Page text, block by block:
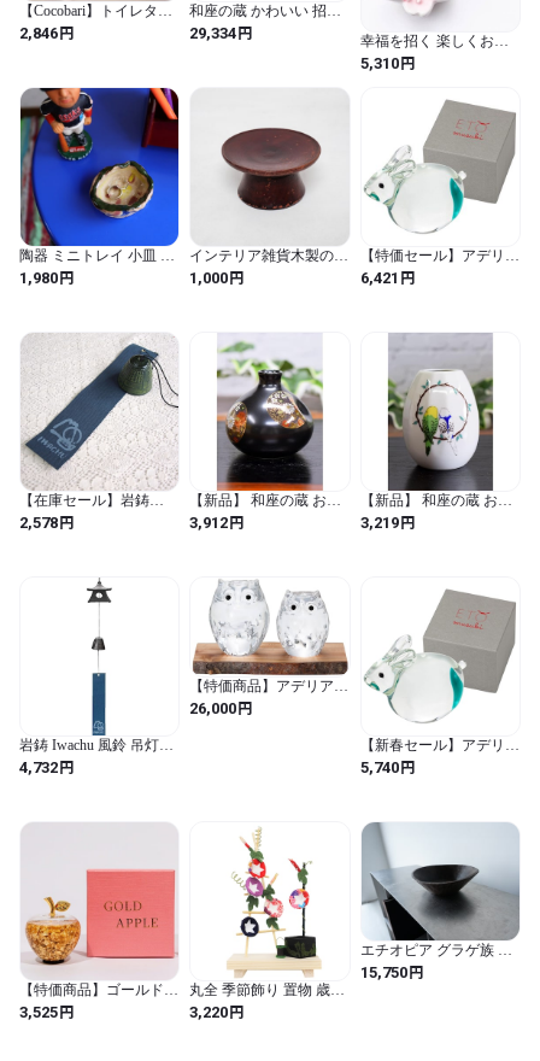
【Cocobari】トイレタン
ク 飾り石セット プルメ
リア造花付き インテリ
2,846円
和座の蔵 かわいい 招き
猫 置物 九谷焼 右手招き
猫 黒盛花と蝶 風水 開運
店祝い 新築祝い 還暦祝
寿祝い ギフト
29,334円
幸福を招く 楽しくお目
出度い「縁起の置物」
箸置き(桜) 5ヶ入 / 家
リア雑貨 置物・オブジ
5,310円
陶器 ミニトレイ 小皿 小
物入れ ハンドメイド 手
びねり 陶芸 カラフル ポ
1,980円
インテリア雑貨木製の祭
器 ヴィンテージスタイ
ル 大(スタンドトレ
1,000円
【特価セール】アデリア
(ADERIA) オーナメント
ETO MUSUBI 翡翠 卯 日
性 母の日 食器 父の日 夫
婦 男性 引越し祝い 結婚
挨拶回り 退職 誕生日 プ
レゼント 記念日 贈り物
F47130
6,421 円
【在庫セール】岩鋳
Iwachu 風鈴 釣鐘 小 あお
?5cm 南部鉄器 27022
2,578円
【新品】 和座の蔵 おし
ゃれ 一輪挿し 花瓶 九谷
焼 陶器 花器 丸紋金花詰
プレゼント 還暦祝い 古
希祝い 喜寿祝い 米寿祝
い ギフト
3,912円
【新品】 和座の蔵 おし
ゃれ 一輪挿し 花瓶 九谷
焼 陶器 花器 睦インコ ブ
レゼント 還暦祝い 古希
祝い 喜寿祝い 米寿祝い
3,219円
岩鋳 Iwachu 風鈴 吊灯籠
小 ひも付 黒 南部鉄器
27102
4,732円
【特価商品】アデリア
(ADERIA) 津軽びいどろ
置き物 親子ふくろう ク
誕生日 贈り物 FS71523
26,000円
【新春セール】アデリア
(ADERIA) オーナメント
ETO MUSUBI 翡翠 卯 日
ア ガラス 置物 ギフト 女
性 母の日 食器 父の日 夫
婦 男性 引越し祝い 結婚
挨拶回り 退職 誕生日 プ
レゼント 記念日 贈り物
F47130
5,740円
【特価商品】ゴールドア
ップル 誕生日 記念日 お
祝い プレゼント ギフト
3,525円
丸全 季節飾り 置物 歳時
記 なつ つる朝顔 ベージ
ュ 約9.7×5.5×18cm (つる
3,220円
エチオピア グラゲ族 木
製 ボウル Sサイズ｜玄
関・棚・卓上で使える・
15,750円